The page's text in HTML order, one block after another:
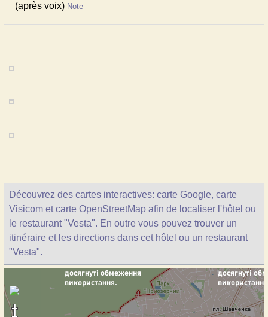
(après voix) Note
Découvrez des cartes interactives: carte Google, carte
Visicom et carte OpenStreetMap afin de localiser l'hôtel ou
le restaurant "Vesta". En outre vous pouvez trouver un
itinéraire et les directions dans cet hôtel ou un restaurant
"Vesta".